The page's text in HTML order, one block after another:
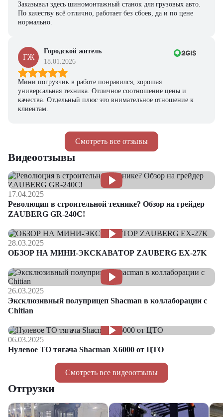
Смотреть все отзывы
Заказывал здесь шиномонтажный станок для грузовых авто.
По качеству всё отлично, работает без сбоев, да и по цене
нормально.
ГЖ
Городской житель
18.01.2026
Мини погрузчик в работе понравился, хорошая
универсальная техника. Отличное соотношение цены и
качества. Отдельный плюс это внимательное отношение к
клиентам.
Смотреть все видеоотзывы
Видеоотзывы
17.04.2025
Революция в строительной технике? Обзор на грейдер
ZAUBERG GR-240C!
28.03.2025
ОБЗОР НА МИНИ-ЭКСКАВАТОР ZAUBERG EX-27K
26.03.2025
Эксклюзивный полуприцеп Shacman в коллаборации с
Chitian
06.03.2025
Нулевое ТО тягача Shacman Х6000 от ЦТО
Отгрузки